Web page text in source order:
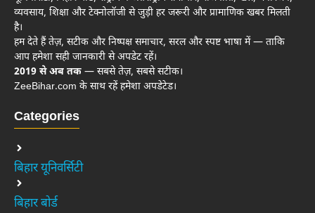
व्यवसाय, शिक्षा और टेक्नोलॉजी से जुड़ी हर जरूरी और प्रामाणिक खबर मिलती
है।
हम देते हैं तेज़, सटीक और निष्पक्ष समाचार, सरल और स्पष्ट भाषा में — ताकि
आप हमेशा सही जानकारी से अपडेट रहें।
2019 से अब तक — सबसे तेज़, सबसे सटीक।
ZeeBihar.com के साथ रहें हमेशा अपडेटेड।
Categories
बिहार यूनिवर्सिटी
बिहार बोर्ड